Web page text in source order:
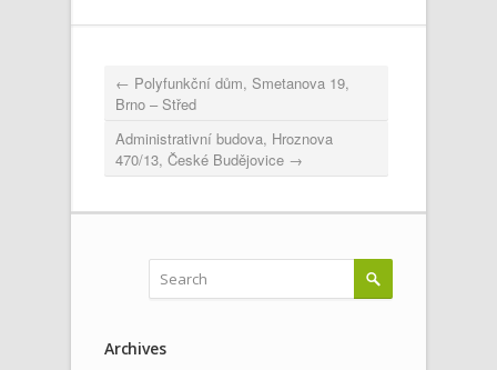
← Polyfunkční dům, Smetanova 19,
Brno – Střed
Administrativní budova, Hroznova
470/13, České Budějovice →
Archives